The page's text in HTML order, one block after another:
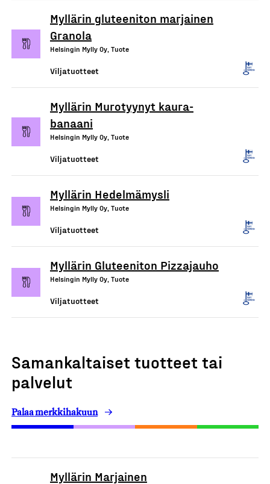
Myllärin gluteeniton marjainen
Granola
Helsingin Mylly Oy, Tuote
Viljatuotteet
Myllärin Murotyynyt kaura-
banaani
Helsingin Mylly Oy, Tuote
Viljatuotteet
Myllärin Hedelmämysli
Helsingin Mylly Oy, Tuote
Viljatuotteet
Myllärin Gluteeniton Pizzajauho
Helsingin Mylly Oy, Tuote
Viljatuotteet
Samankaltaiset tuotteet tai
palvelut
Palaa merkkihakuun
Myllärin Marjainen